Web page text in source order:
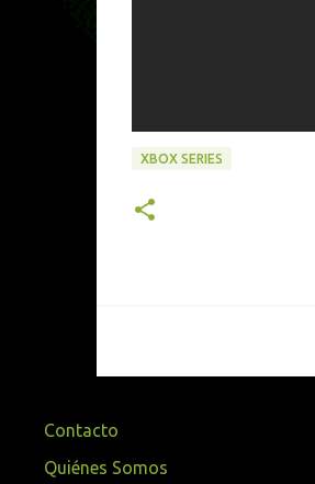
XBOX SERIES
Contacto
Quiénes Somos